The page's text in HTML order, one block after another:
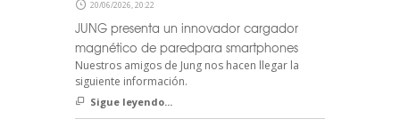
20/06/2026, 20:22
JUNG presenta un innovador cargador
magnético de paredpara smartphones
Nuestros amigos de Jung nos hacen llegar la
siguiente información.
Sigue leyendo...